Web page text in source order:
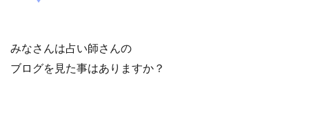
みなさんは占い師さんの
ブログを見た事はありますか？